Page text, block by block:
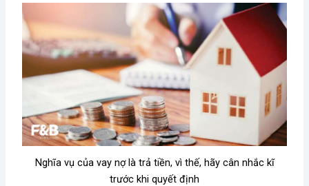
Nghĩa vụ của vay nợ là trả tiền, vì thế, hãy cân nhắc kĩ
trước khi quyết định